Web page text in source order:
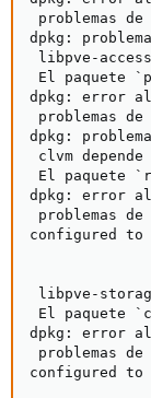
problemas
dpkg:
libpve-
El paquete
dpkg: error
problemas
dpkg:
clvm
El paquete
dpkg: error
problemas
configured
libpve-
El paquete
dpkg: error
problemas
configured